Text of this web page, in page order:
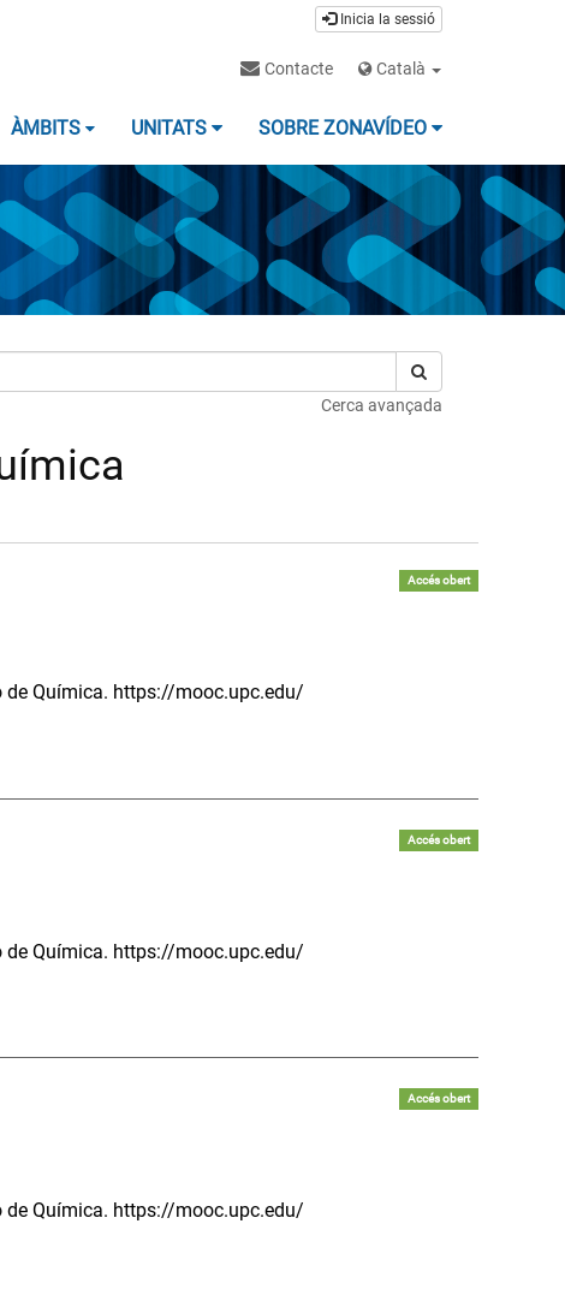
Inicia la sessió
Contacte Català
ÀMBITS UNITATS SOBRE ZONAVÍDEO
Cerca avançada
Accés obert
de Química. https://mooc.upc.edu/
Accés obert
de Química. https://mooc.upc.edu/
Accés obert
de Química. https://mooc.upc.edu/